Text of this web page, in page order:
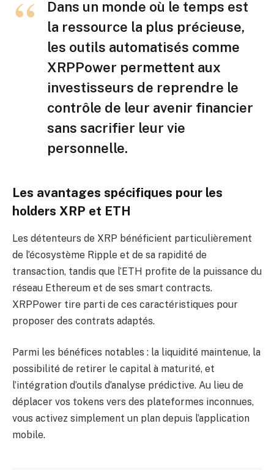
Dans un monde où le temps est
la ressource la plus précieuse,
les outils automatisés comme
XRPPower permettent aux
investisseurs de reprendre le
contrôle de leur avenir financier
sans sacrifier leur vie
personnelle.
Les avantages spécifiques pour les
holders XRP et ETH
Les détenteurs de XRP bénéficient particulièrement
de l’écosystème Ripple et de sa rapidité de
transaction, tandis que l’ETH profite de la puissance du
réseau Ethereum et de ses smart contracts.
XRPPower tire parti de ces caractéristiques pour
proposer des contrats adaptés.
Parmi les bénéfices notables : la liquidité maintenue, la
possibilité de retirer le capital à maturité, et
l’intégration d’outils d’analyse prédictive. Au lieu de
déplacer vos tokens vers des plateformes inconnues,
vous activez simplement un plan depuis l’application
mobile.